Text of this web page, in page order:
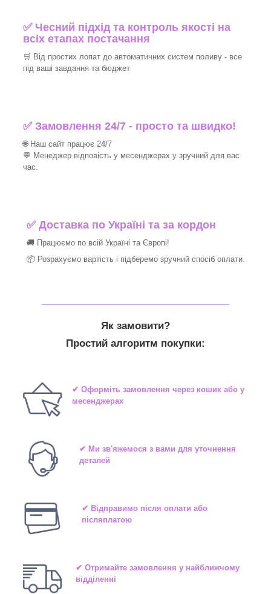
✅ Чесний підхід та контроль якості на
всіх етапах постачання
🛒 Від простих лопат до автоматичних систем поливу - все
під ваші завдання та бюджет
✅ Замовлення 24/7 - просто та швидко!
🌐 Наш сайт працює 24/7
💬 Менеджер відповість у месенджерах у зручний для вас
час.
✅Доставка по Україні та за кордон
🚚 Працюємо по всій Україні та Європі!
📦 Розрахуємо вартість і підберемо зручний спосіб оплати.
Як замовити?
Простий алгоритм покупки:
✔ Оформіть замовлення через кошик або у
месенджерах
✔ Ми зв'яжемося з вами для уточнення
деталей
✔ Відправимо після оплати або
післяплатою
✔ Отримайте замовлення у найближчому
відділенні